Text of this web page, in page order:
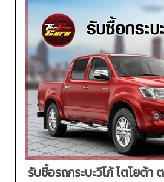
รับซื้อรถกระบะวีโก้ โตโยต้า